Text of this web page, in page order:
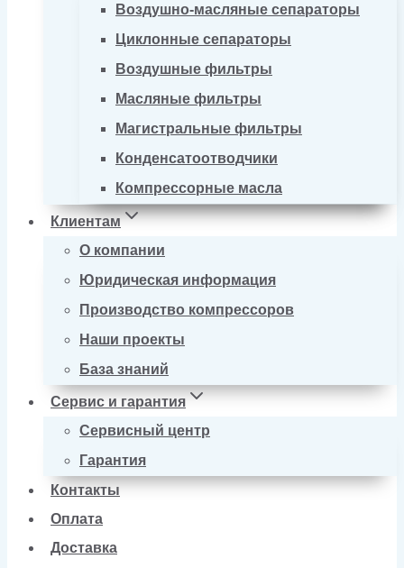
Воздушно-масляные сепараторы
Циклонные сепараторы
Воздушные фильтры
Масляные фильтры
Магистральные фильтры
Конденсатоотводчики
Компрессорные масла
Клиентам
О компании
Юридическая информация
Производство компрессоров
Наши проекты
База знаний
Сервис и гарантия
Сервисный центр
Гарантия
Контакты
Оплата
Доставка